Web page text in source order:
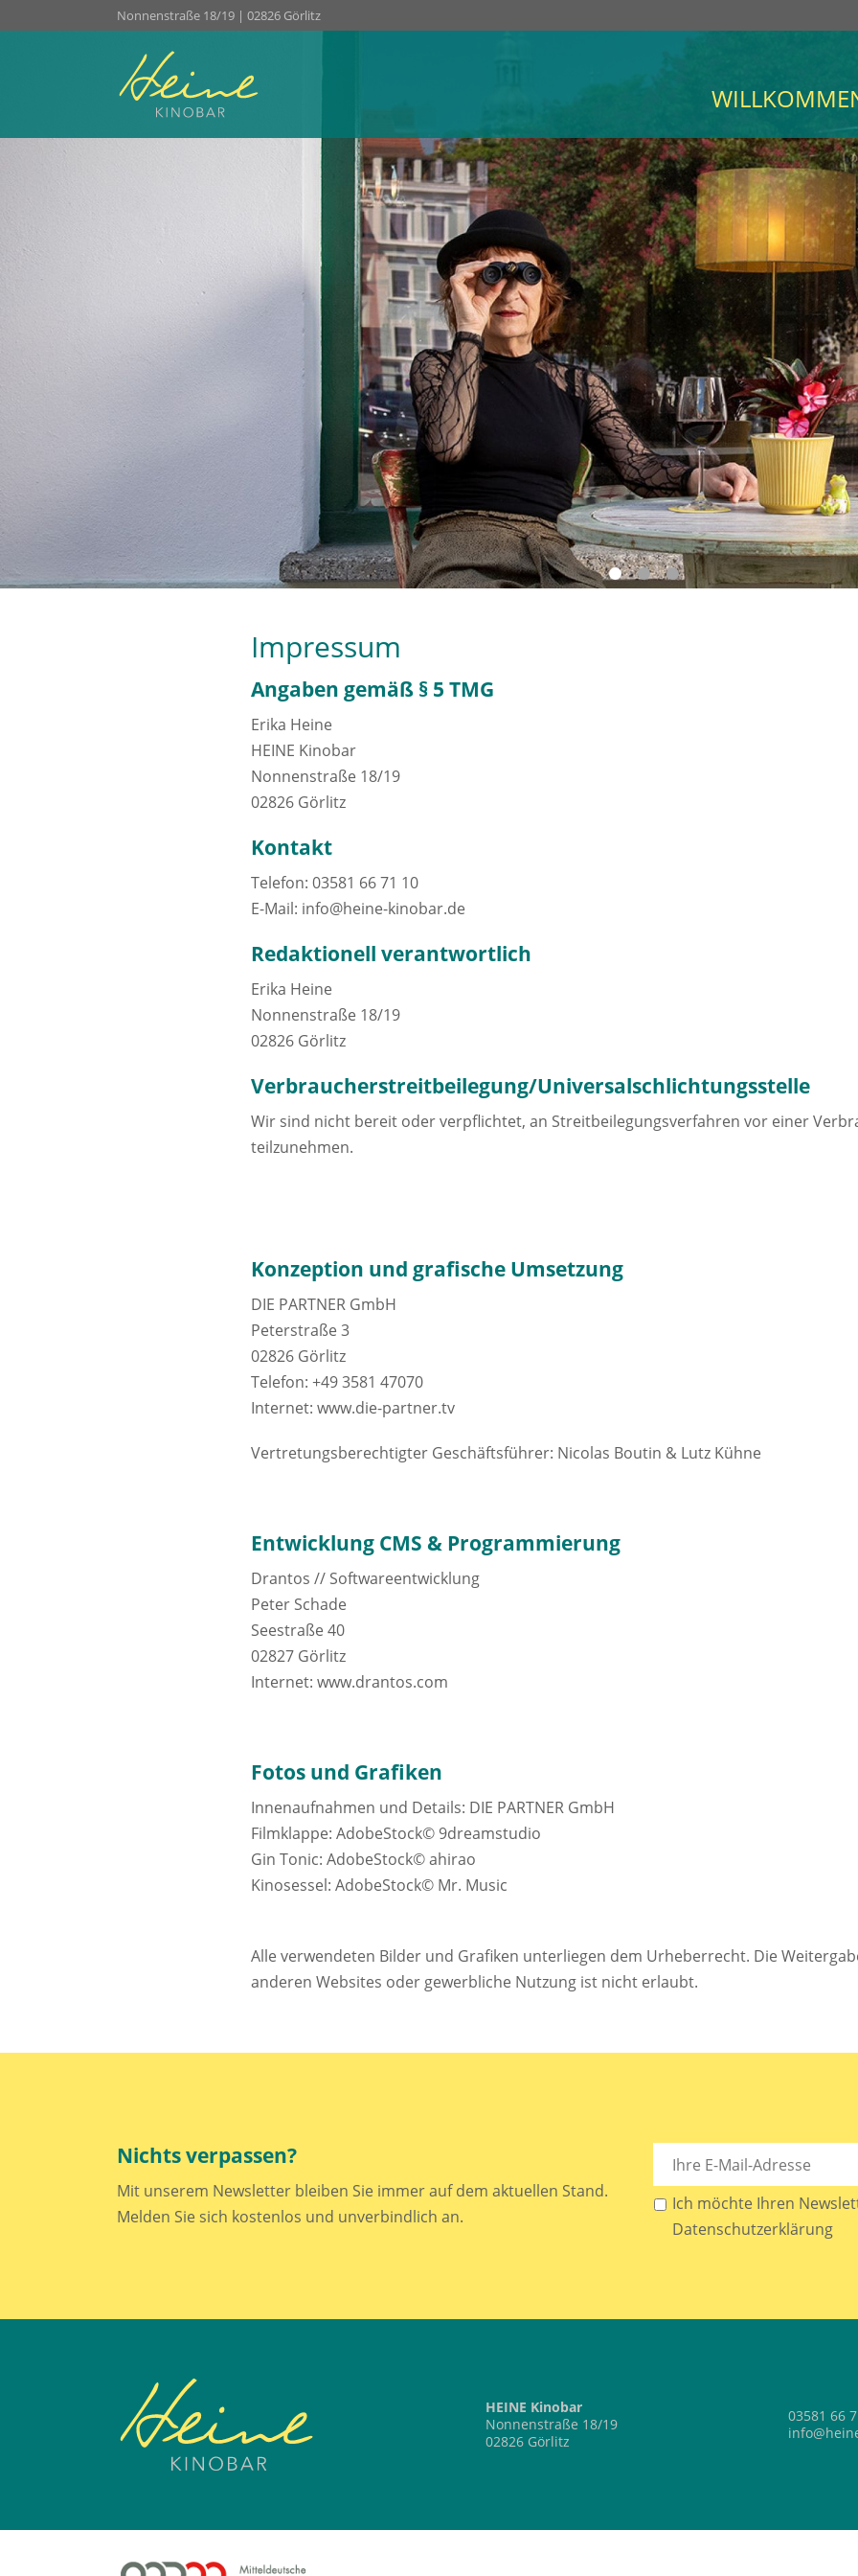
Nonnenstraße 18/19 | 02826 Görlitz
Impressum
Angaben gemäß § 5 TMG
Erika Heine
HEINE Kinobar
Nonnenstraße 18/19
02826 Görlitz
Kontakt
Telefon: 03581 66 71 10
E-Mail: info@heine-kinobar.de
Redaktionell verantwortlich
Erika Heine
Nonnenstraße 18/19
02826 Görlitz
Verbraucher­streit­beilegung/Universal­schlichtungs­stelle
Wir sind nicht bereit oder verpflichtet, an Streitbeilegungsverfahren vor einer
teilzunehmen.
Konzeption und grafische Umsetzung
DIE PARTNER GmbH
Peterstraße 3
02826 Görlitz
Telefon: +49 3581 47070
Internet: www.die-partner.tv
Vertretungsberechtigter Geschäftsführer: Nicolas Boutin & Lutz Kühne
Entwicklung CMS & Programmierung
Drantos // Softwareentwicklung
Peter Schade
Seestraße 40
02827 Görlitz
Internet: www.drantos.com
Fotos und Grafiken
Innenaufnahmen und Details: DIE PARTNER GmbH
Filmklappe: AdobeStock© 9dreamstudio
Gin Tonic: AdobeStock© ahirao
Kinosessel: AdobeStock© Mr. Music
Alle verwendeten Bilder und Grafiken unterliegen dem Urheberrecht. Die
anderen Websites oder gewerbliche Nutzung ist nicht erlaubt.
Nichts verpassen?
Mit unserem Newsletter bleiben Sie immer auf dem aktuellen Stand.
Melden Sie sich kostenlos und unverbindlich an.
Ich möchte Ihren
Datenschutzerklärung
HEINE Kinobar
Nonnenstraße 18/19
02826 Görlitz
03581 66